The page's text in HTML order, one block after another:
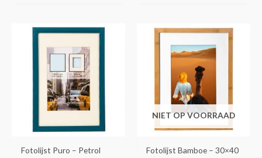
Fotolijst Puro – Petrol
Prijsklasse:
€4,25
tot
€14,30
Dit
Deze
kan
NIET OP VOORRAAD
Fotolijst Bamboe – 30×40